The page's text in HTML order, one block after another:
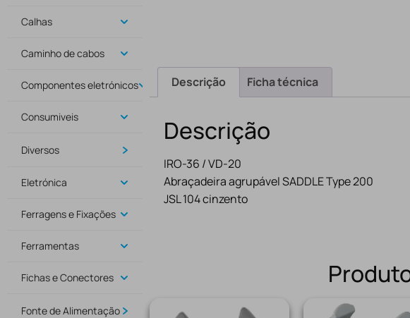
Calhas
Caminho de cabos
Componentes eletrónicos
Consumiveis
Diversos
Eletrónica
Ferragens e Fixações
Ferramentas
Fichas e Conectores
Fonte de Alimentação
Descrição Ficha técnica
Descrição
IRO-36 / VD-20
Abraçadeira agrupável SADDLE Type 200
JSL 104 cinzento